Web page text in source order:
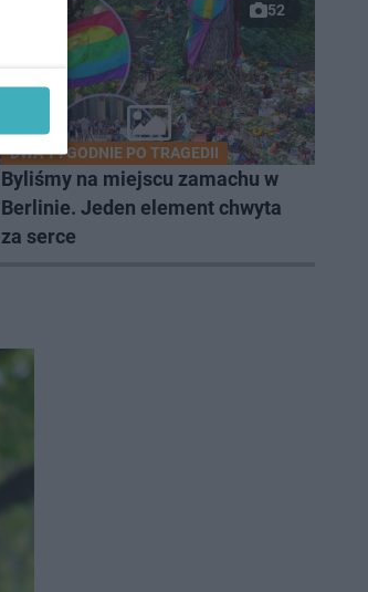
52
DWA TYGODNIE PO TRAGEDII
Byliśmy na miejscu zamachu w
Berlinie. Jeden element chwyta
za serce